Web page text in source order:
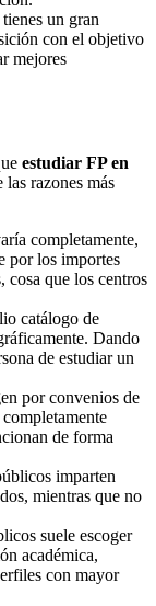
un gran
con el objetivo
mejores
estudiar FP en
razones más
completamente,
por los importes
cosa que los centros
catálogo de
Dando
de estudiar un
por convenios de
de forma
imparten
mientras que no
suele escoger
académica,
con mayor